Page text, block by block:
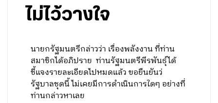
ไม่ไว้วางใจ
นายกรัฐมนตรีกล่าวว่า เรื่องพลังงาน ที่ท่าน
สมาชิกได้อภิปราย ท่านรัฐมนตรีพีรพันธ์ุได้
ชี้แจงรายละเอียดไปหมดแล้ว ขอยืนยันว่
รัฐบาลชุดนี้ ไม่เคยมีการดำเนินการใดๆ อย่างที่
ท่านกล่าวหาเลย